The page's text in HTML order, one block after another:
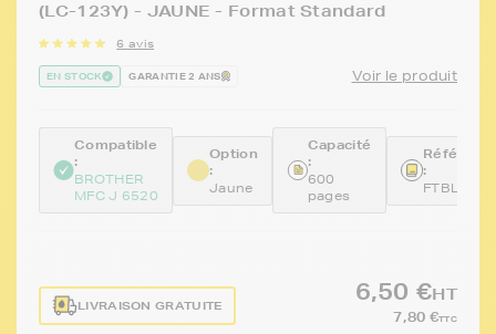
(LC-123Y) - JAUNE - Format Standard
6 avis
EN STOCK GARANTIE 2 ANS Voir le produit
Compatible
:
BROTHER
MFC J 6520
Option
:
Jaune
Capacité
:
600
pages
:
LIVRAISON GRATUITE
6,50 €HT
7,80 €TTC